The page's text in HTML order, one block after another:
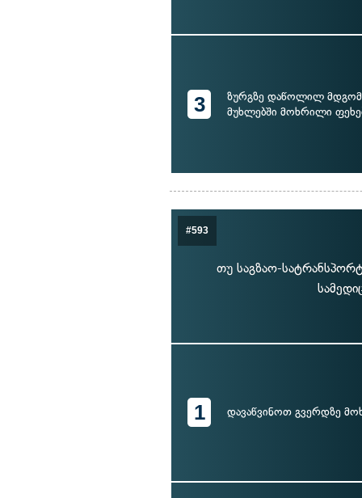
3
ზურგზე დაწოლილ
მუხლებში მოხრილი
#593
თუ საგზაო-
1 დავაწვინოთ გვერდზე